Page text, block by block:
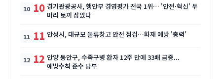
10 경기관광공사, 행안부 경영평가 전국 1위… '안전·혁신' 두
마리 토끼 잡았다
11 안성시, 대규모 물류창고 안전 점검…화재 예방 '총력'
12 안양 동안구, 수족구병 환자 12주 만에 33배 급증...
예방수칙 준수 당부